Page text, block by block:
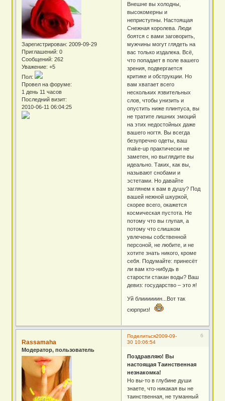
Зарегистрирован: 2009-09-29
Приглашений: 0
Сообщений: 262
Уважение: +5
Пол:
Провел на форуме:
1 день 11 часов
Последний визит:
2010-06-11 06:04:25
Внешне вы холодны,
высокомерны и
неприступны. Настоящая
Снежная королева. Люди
боятся с вами заговорить,
мужчины могут глядеть на
вас только издалека. Всё,
что попадает в поле вашего
зрения, подвергается
критике и обструкции. Но
вам хватает всего
нескольких язвительных
слов, чтобы унизить и
опустить ниже плинтуса, вы
не тратите лишних эмоций
на этих недостойных даже
вашего ногтя. Вы всегда
безупречно одеты, ваш
make-up практически не
заметен, но выглядите вы
идеально. Таких, как вы,
называют снобами и
эстетами. Но давайте
заглянем к вам в душу? Под
вашей нежной шкуркой,
скорее всего, окажется
космическая пустота. Не
потому что вы глупая, а
потому что слишком
увлечены собственной
персоной, не любите, и не
хотите знать никого, кроме
себя. Подумайте: принесёт
ли вам кто-нибудь в
старости стакан воды? Ваш
девиз: государство – это я!
Уй блиииииин...Вот так
сюрприз!
Поделиться 6
2009-09-
30 10:06:54
Rassamaha
Модератор, пользователь
Поздравляю! Вы
настоящая Таинственная
незнакомка!
Но вы-то в глубине души
знаете, что никакая вы не
таинственная, не туманный